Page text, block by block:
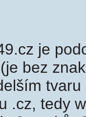
je
bez
.cz, tedy